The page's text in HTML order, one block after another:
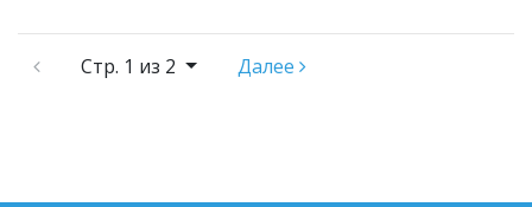
Стр. 1 из 2 Далее